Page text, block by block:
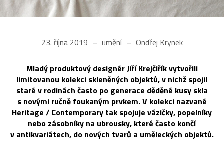
23. října 2019 umění Ondřej Krynek
Mladý produktový designér Jiří Krejčiřík vytvořili
limitovanou kolekci skleněných objektů, v nichž spojil
staré v rodinách často po generace děděné kusy skla
s novými ručně foukaným prvkem. V kolekci nazvané
Heritage / Contemporary tak spojuje vázičky, popelníky
nebo zásobníky na ubrousky, které často končí
v antikvariátech, do nových tvarů a uměleckých objektů.